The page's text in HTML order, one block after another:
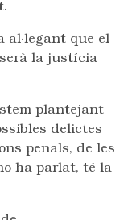
al·legant que el
la justícia
plantejant
delictes
penals, de les
ha parlat, té la